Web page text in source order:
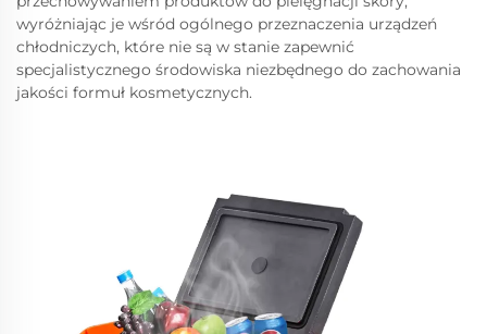
wyróżniając je wśród ogólnego przeznaczenia urządzeń
chłodniczych, które nie są w stanie zapewnić
specjalistycznego środowiska niezbędnego do zachowania
jakości formuł kosmetycznych.